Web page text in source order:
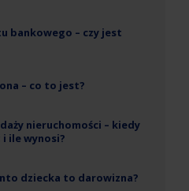
bankowego – czy jest
– co to jest?
nieruchomości – kiedy
i ile wynosi?
dziecka to darowizna?